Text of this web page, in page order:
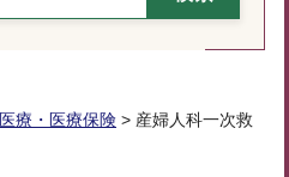
医療・医療保険 > 産婦人科一次救